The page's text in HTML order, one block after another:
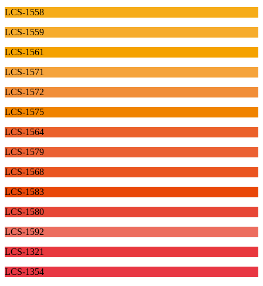
LCS-1558
LCS-1559
LCS-1561
LCS-1571
LCS-1572
LCS-1575
LCS-1564
LCS-1579
LCS-1568
LCS-1583
LCS-1580
LCS-1592
LCS-1321
LCS-1354